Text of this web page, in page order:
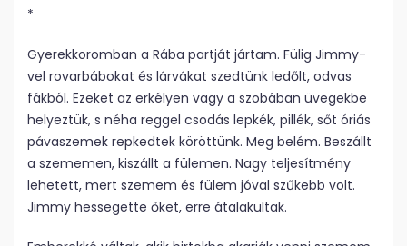
*
Gyerekkoromban a Rába partját jártam. Fülig Jimmy-
vel rovarbábokat és lárvákat szedtünk ledőlt, odvas
fákból. Ezeket az erkélyen vagy a szobában üvegekbe
helyeztük, s néha reggel csodás lepkék, pillék, sőt óriás
pávaszemek repkedtek köröttünk. Meg belém. Beszállt
a szememen, kiszállt a fülemen. Nagy teljesítmény
lehetett, mert szemem és fülem jóval szűkebb volt.
Jimmy hessegette őket, erre átalakultak.